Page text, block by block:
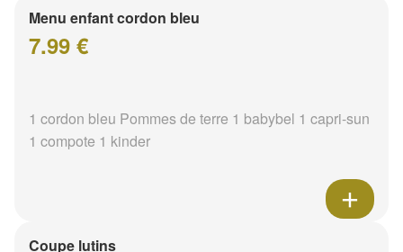
Menu enfant cordon bleu
7.99 €
1 cordon bleu Pommes de terre 1 babybel 1 capri-sun
1 compote 1 kinder
Coupe lutins